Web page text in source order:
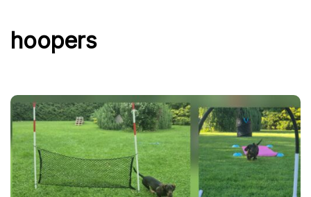
hoopers